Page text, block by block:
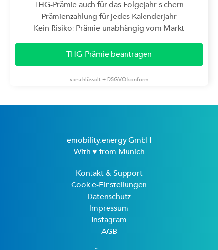
THG-Prämie auch für das Folgejahr sichern
Prämienzahlung für jedes Kalenderjahr
Kein Risiko: Prämie unabhängig vom Markt
THG-Prämie beantragen
verschlüsselt + DSGVO konform
emobility.energy GmbH
With ♥ from Munich
Kontakt & Support
Cookie-Einstellungen
Datenschutz
Impressum
Instagram
AGB